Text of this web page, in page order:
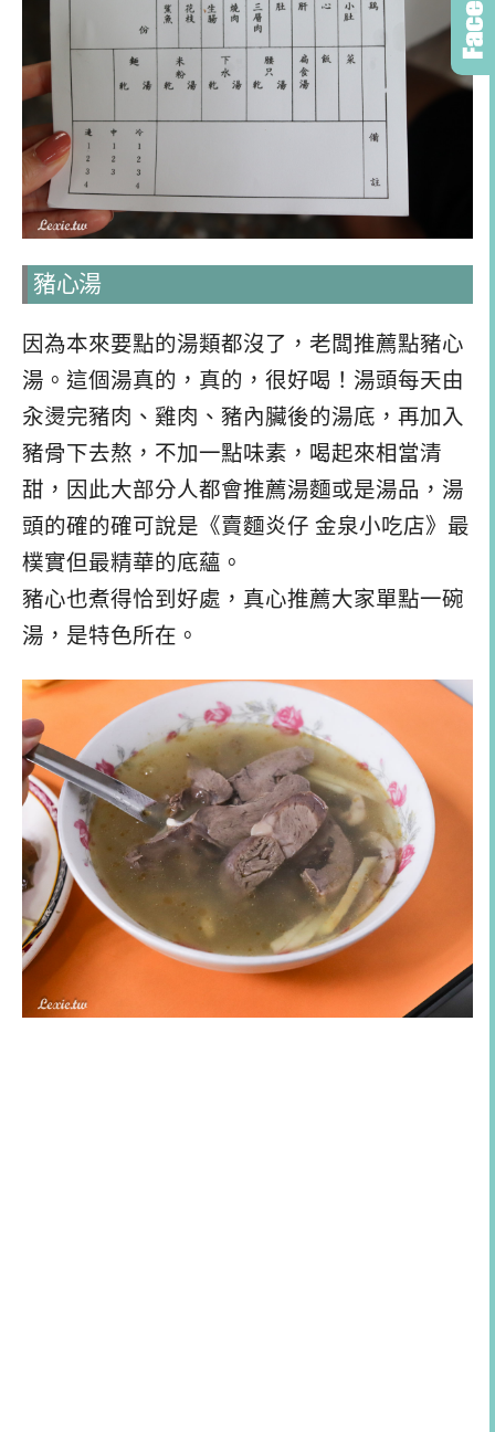
豬心湯
因為本來要點的湯類都沒了，老闆推薦點豬心
湯。這個湯真的，真的，很好喝！湯頭每天由
汆燙完豬肉、雞肉、豬內臟後的湯底，再加入
豬骨下去熬，不加一點味素，喝起來相當清
甜，因此大部分人都會推薦湯麵或是湯品，湯
頭的確的確可說是《賣麵炎仔 金泉小吃店》最
樸實但最精華的底蘊。
豬心也煮得恰到好處，真心推薦大家單點一碗
湯，是特色所在。